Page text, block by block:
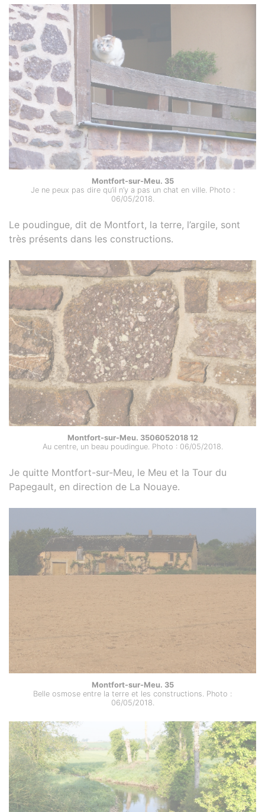
Montfort-sur-Meu. 35
Je ne peux pas dire qu’il n’y a pas un chat en ville. Photo :
06/05/2018.
Le poudingue, dit de Montfort, la terre, l’argile, sont
très présents dans les constructions.
Montfort-sur-Meu. 3506052018 12
Au centre, un beau poudingue. Photo : 06/05/2018.
Je quitte Montfort-sur-Meu, le Meu et la Tour du
Papegault, en direction de La Nouaye.
Montfort-sur-Meu. 35
Belle osmose entre la terre et les constructions. Photo :
06/05/2018.